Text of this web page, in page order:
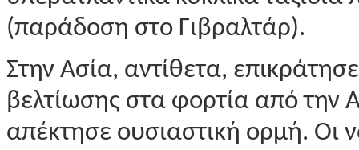
(παράδοση στο Γιβραλτάρ).
Στην Ασία, αντίθετα,
βελτίωσης στα φορτία από την
απέκτησε ουσιαστική ορμή. Οι